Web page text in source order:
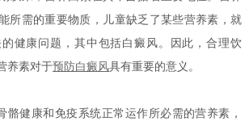
所需的重要物质，儿童缺乏了某些营养素，就
健康问题，其中包括白癜风。因此，合理饮
养素对于预防白癜风具有重要的意义。
健康和免疫系统正常运作所必需的营养素，